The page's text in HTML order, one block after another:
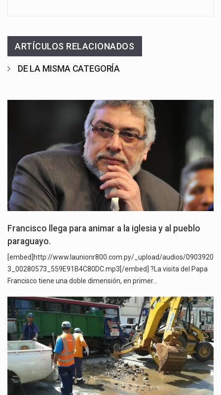
ARTÍCULOS RELACIONADOS
DE LA MISMA CATEGORÍA
Francisco llega para animar a la iglesia y al pueblo
paraguayo.
[embed]http://www.launionr800.com.py/_upload/audios/0903920
3_00280573_559E91B4C80DC.mp3[/embed] ?La visita del Papa
Francisco tiene una doble dimensión, en primer…